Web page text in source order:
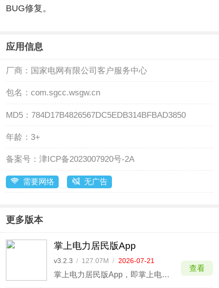
BUG修复。
应用信息
厂商： 国家电网有限公司客户服务中心
包名： com.sgcc.wsgw.cn
MD5： 784D17B4826567DC5EDB314BFBAD3850
年龄： 3+
备案号： 津ICP备2023007920号-2A
需要网络 无广告
更多版本
掌上电力居民版App
v3.2.3 / 127.07M / 2026-07-21
掌上电力居民版App，即掌上电力App的民用版本，这是一款由国家电网出品的居民网上缴费APP，用户只需要输入自己的用电户号即可购电，APP目前支持银联、支付宝、电e宝等支付方式，让生活缴费变得更加轻松，此外，软件还支持北京、浙江地区等地区充值卡购电。
查看